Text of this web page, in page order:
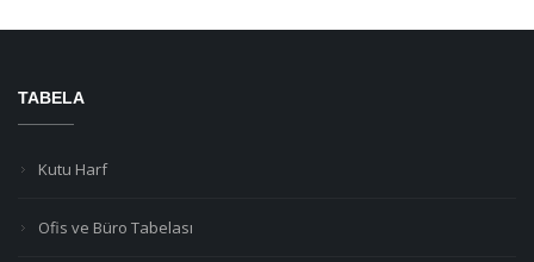
TABELA
Kutu Harf
Ofis ve Büro Tabelası